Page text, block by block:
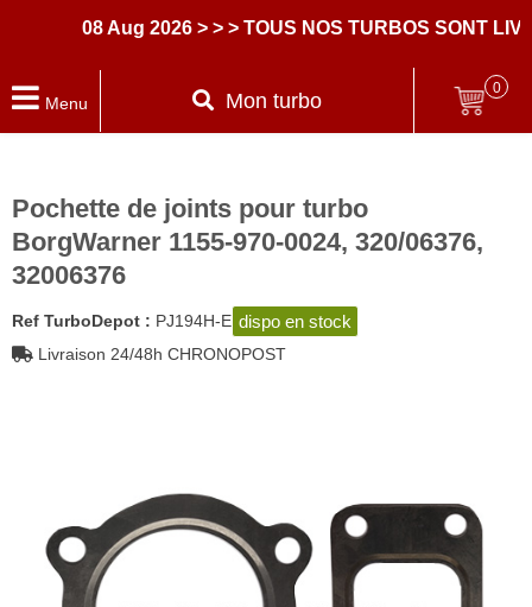
08 Aug 2026 > > > TOUS NOS TURBOS SONT
Menu Mon turbo
0
Pochette de joints pour turbo
BorgWarner 1155-970-0024, 320/06376,
32006376
Ref TurboDepot : PJ194H-E dispo en stock
Livraison 24/48h CHRONOPOST